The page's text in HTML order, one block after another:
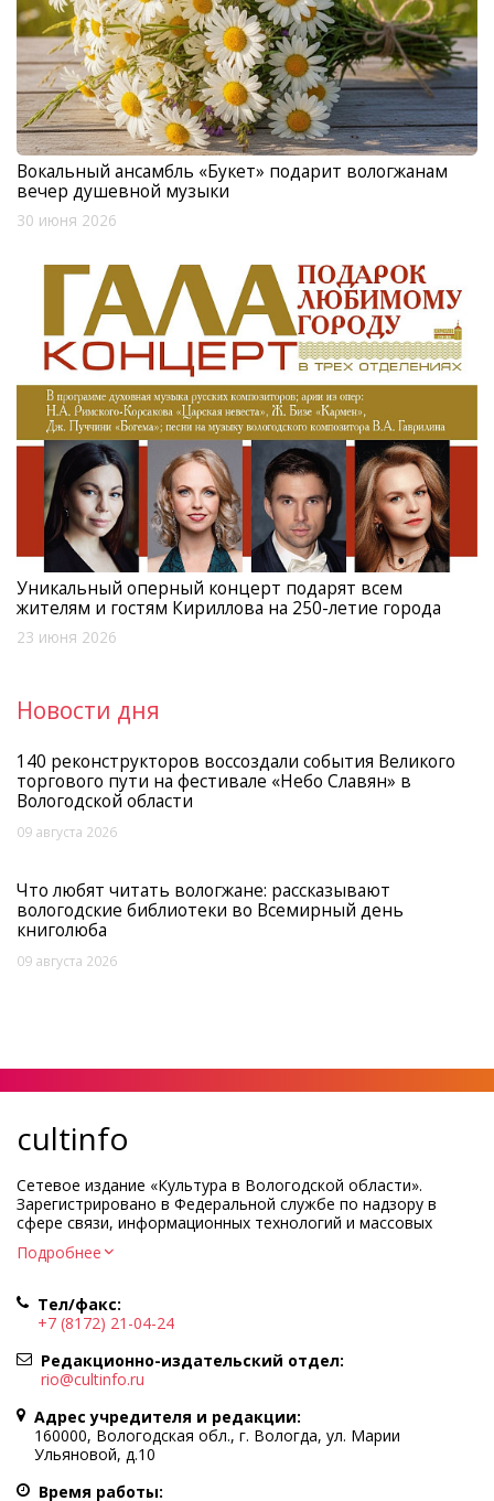
Вокальный ансамбль «Букет» подарит вологжанам
вечер душевной музыки
30 июня 2026
Уникальный оперный концерт подарят всем
жителям и гостям Кириллова на 250-летие города
23 июня 2026
Новости дня
140 реконструкторов воссоздали события Великого
торгового пути на фестивале «Небо Славян» в
Вологодской области
09 августа 2026
Что любят читать вологжане: рассказывают
вологодские библиотеки во Всемирный день
книголюба
09 августа 2026
cultinfo
Сетевое издание «Культура в Вологодской области».
Зарегистрировано в Федеральной службе по надзору в
сфере связи, информационных технологий и массовых
Регистрационный номер и дата принятия решения о
Учредитель КУ ВО «Информационно-аналитический центр
культуры»
Адрес учредителя и редакции: 160000, Вологодская обл., г.
Вологда, ул. Марии Ульяновой, д.10
Главный редактор — Легчанова Елена Григорьевна
Политика в отношении обработки персональных данных
При полном или частичном использовании информации
портала гиперссылка на cultinfo.ru обязательна.
Подробнее
Тел/факс:
+7 (8172) 21-04-24
Редакционно-издательский отдел:
rio@cultinfo.ru
Адрес учредителя и редакции:
160000, Вологодская обл., г. Вологда, ул. Марии
Ульяновой, д.10
Время работы: